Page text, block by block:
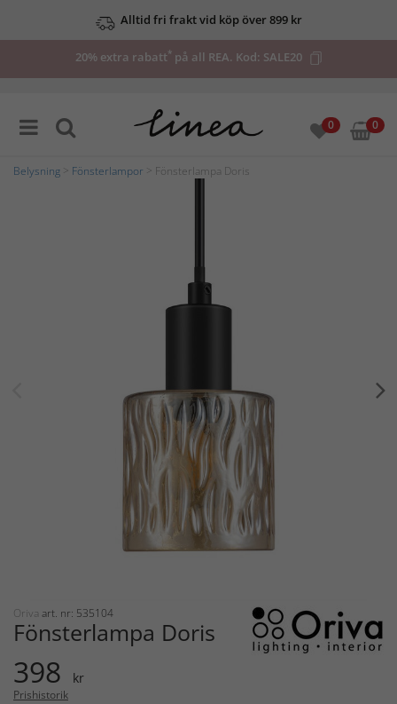
Alltid fri frakt vid köp över 899 kr
20% extra rabatt*på all REA. Kod: SALE20
0 0
Belysning Fönsterlampor > Fönsterlampa Doris
Oriva art. nr: 535104
Fönsterlampa Doris
398 kr
Prishistorik